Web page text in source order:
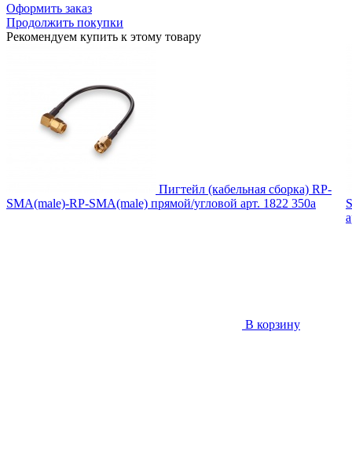
Оформить заказ
Продолжить покупки
Рекомендуем купить к этому товару
Пигтейл (кабельная сборка) RP-
SMA(male)-RP-SMA(male) прямой/угловой арт. 1822 350a
В корзину